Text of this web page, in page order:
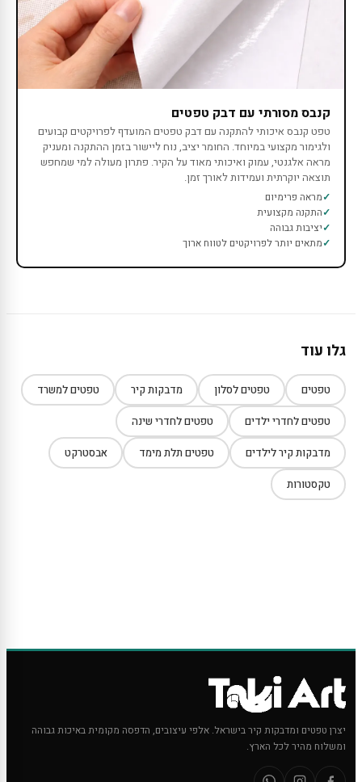
קנבס מסורתי עם דבק טפטים
טפט קנבס איכותי להתקנה עם דבק טפטים המועדף לפרויקטים קבועים
ולגימור מקצועי במיוחד. החומר יציב, נוח ליישור בזמן ההתקנה ומעניק
מראה אלגנטי, עמוק ואיכותי מאוד על הקיר. פתרון מעולה למי שמחפש
תוצאה יוקרתית ועמידות לאורך זמן.
מראה פרימיום
התקנה מקצועית
יציבות גבוהה
מתאים יותר לפרויקטים לטווח ארוך
גלו עוד
טפטים טפטים לסלון מדבקות קיר טפטים למשרד
טפטים לחדרי ילדים טפטים לחדרי שינה
מדבקות קיר לילדים טפטים תלת מימד אבסטרקט
טקסטורות
יצרן טפטים ומדבקות קיר בישראל. אלפי עיצובים, הדפסה מקומית באיכות גבוהה
ומשלוח מהיר לכל הארץ.